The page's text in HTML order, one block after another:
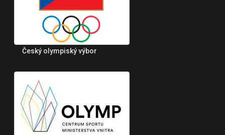
Český olympiský výbor